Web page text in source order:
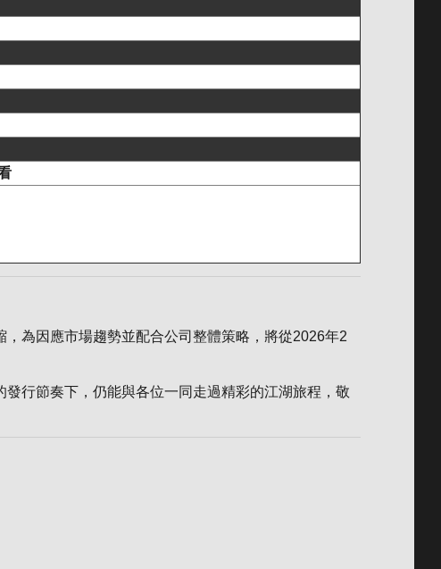
為因應市場趨勢並配合公司整體策略，將從2026年2
行節奏下，仍能與各位一同走過精彩的江湖旅程，敬